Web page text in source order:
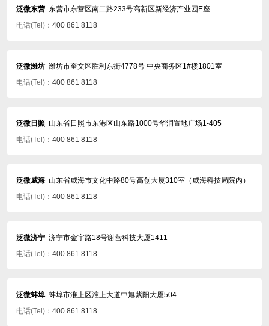
泛微东营 东营市东营区南二路233号高新区新经济产业园E座
电话(Tel)： 400 861 8118
泛微潍坊 潍坊市奎文区胜利东街4778号 中央商务区1#楼1801室
电话(Tel)： 400 861 8118
泛微日照 山东省日照市东港区山东路1000号华润置地广场1-405
电话(Tel)： 400 861 8118
泛微威海 山东省威海市文化中路80号高创大厦310室（威海科技局院内）
电话(Tel)： 400 861 8118
泛微济宁 济宁市金宇路18号谢营科技大厦1411
电话(Tel)： 400 861 8118
泛微蚌埠 蚌埠市淮上区淮上大道中旭紫阳大厦504
电话(Tel)： 400 861 8118